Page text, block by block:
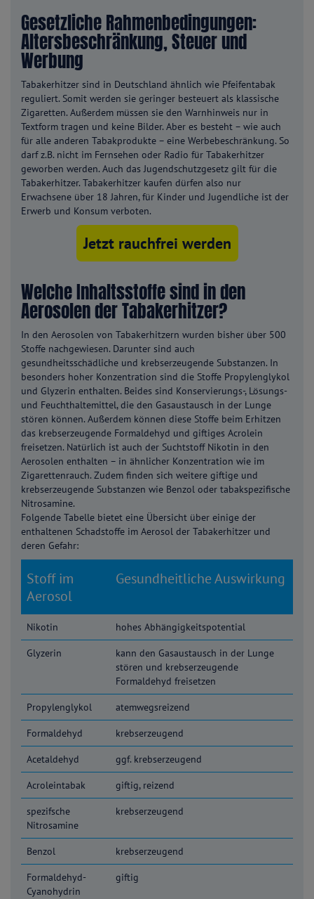
Gesetzliche Rahmenbedingungen:
Altersbeschränkung, Steuer und
Werbung
Tabakerhitzer sind in Deutschland ähnlich wie Pfeifentabak
reguliert. Somit werden sie geringer besteuert als klassische
Zigaretten. Außerdem müssen sie den Warnhinweis nur in
Textform tragen und keine Bilder. Aber es besteht – wie auch
für alle anderen Tabakprodukte – eine Werbebeschränkung. So
darf z.B. nicht im Fernsehen oder Radio für Tabakerhitzer
geworben werden. Auch das Jugendschutzgesetz gilt für die
Tabakerhitzer. Tabakerhitzer kaufen dürfen also nur
Erwachsene über 18 Jahren, für Kinder und Jugendliche ist der
Erwerb und Konsum verboten.
Jetzt rauchfrei werden
Welche Inhaltsstoffe sind in den
Aerosolen der Tabakerhitzer?
In den Aerosolen von Tabakerhitzern wurden bisher über 500
Stoffe nachgewiesen. Darunter sind auch
gesundheitsschädliche und krebserzeugende Substanzen. In
besonders hoher Konzentration sind die Stoffe Propylenglykol
und Glyzerin enthalten. Beides sind Konservierungs-, Lösungs-
und Feuchthaltemittel, die den Gasaustausch in der Lunge
stören können. Außerdem können diese Stoffe beim Erhitzen
das krebserzeugende Formaldehyd und giftiges Acrolein
freisetzen. Natürlich ist auch der Suchtstoff Nikotin in den
Aerosolen enthalten – in ähnlicher Konzentration wie im
Zigarettenrauch. Zudem finden sich weitere giftige und
krebserzeugende Substanzen wie Benzol oder tabakspezifische
Nitrosamine.
Folgende Tabelle bietet eine Übersicht über einige der
enthaltenen Schadstoffe im Aerosol der Tabakerhitzer und
deren Gefahr:
Stoff im
Aerosol
Gesundheitliche Auswirkung
Nikotin hohes Abhängigkeitspotential
Glyzerin
kann den Gasaustausch in der Lunge
stören und krebserzeugende
Formaldehyd freisetzen
Propylenglykol atemwegsreizend
Formaldehyd krebserzeugend
Acetaldehyd ggf. krebserzeugend
Acroleintabak giftig, reizend
spezifsche
Nitrosamine
krebserzeugend
Benzol krebserzeugend
Formaldehyd-
Cyanohydrin
giftig